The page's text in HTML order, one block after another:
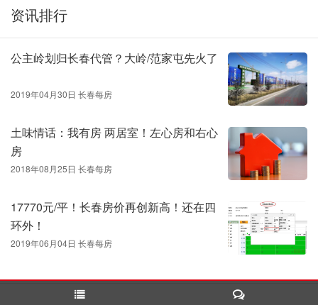
资讯排行
公主岭划归长春代管？大岭/范家屯先火了
2019年04月30日 长春每房
土味情话：我有房 两居室！左心房和右心
房
2018年08月25日 长春每房
17770元/平！长春房价再创新高！还在四
环外！
2019年06月04日 长春每房